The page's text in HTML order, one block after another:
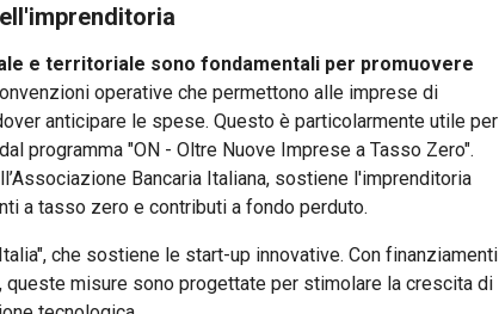
e territoriale sono fondamentali per promuovere
operative che permettono alle imprese di
anticipare le spese. Questo è particolarmente utile per
programma "ON - Oltre Nuove Imprese a Tasso Zero".
Bancaria Italiana, sostiene l'imprenditoria
a tasso zero e contributi a fondo perduto.
che sostiene le start-up innovative. Con finanziamenti
misure sono progettate per stimolare la crescita di